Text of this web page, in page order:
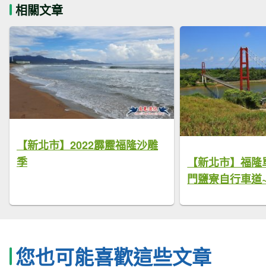
相關文章
【新北市】2022霹靂福隆沙雕
季
【新北市】福
門鹽寮自行車道
您也可能喜歡這些文章